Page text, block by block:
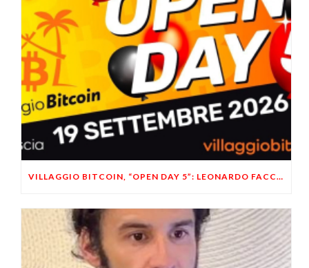
VILLAGGIO BITCOIN, “OPEN DAY 5”: LEONARDO FACCO OSPITE A BRESCIA